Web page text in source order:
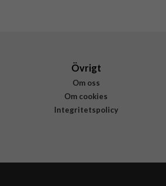
Övrigt
Om oss
Om cookies
Integritetspolicy